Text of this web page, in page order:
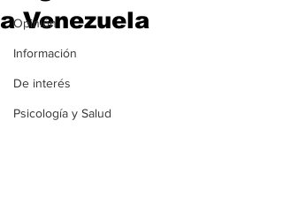
Opinión
Información
De interés
Psicología y Salud
a Venezuela